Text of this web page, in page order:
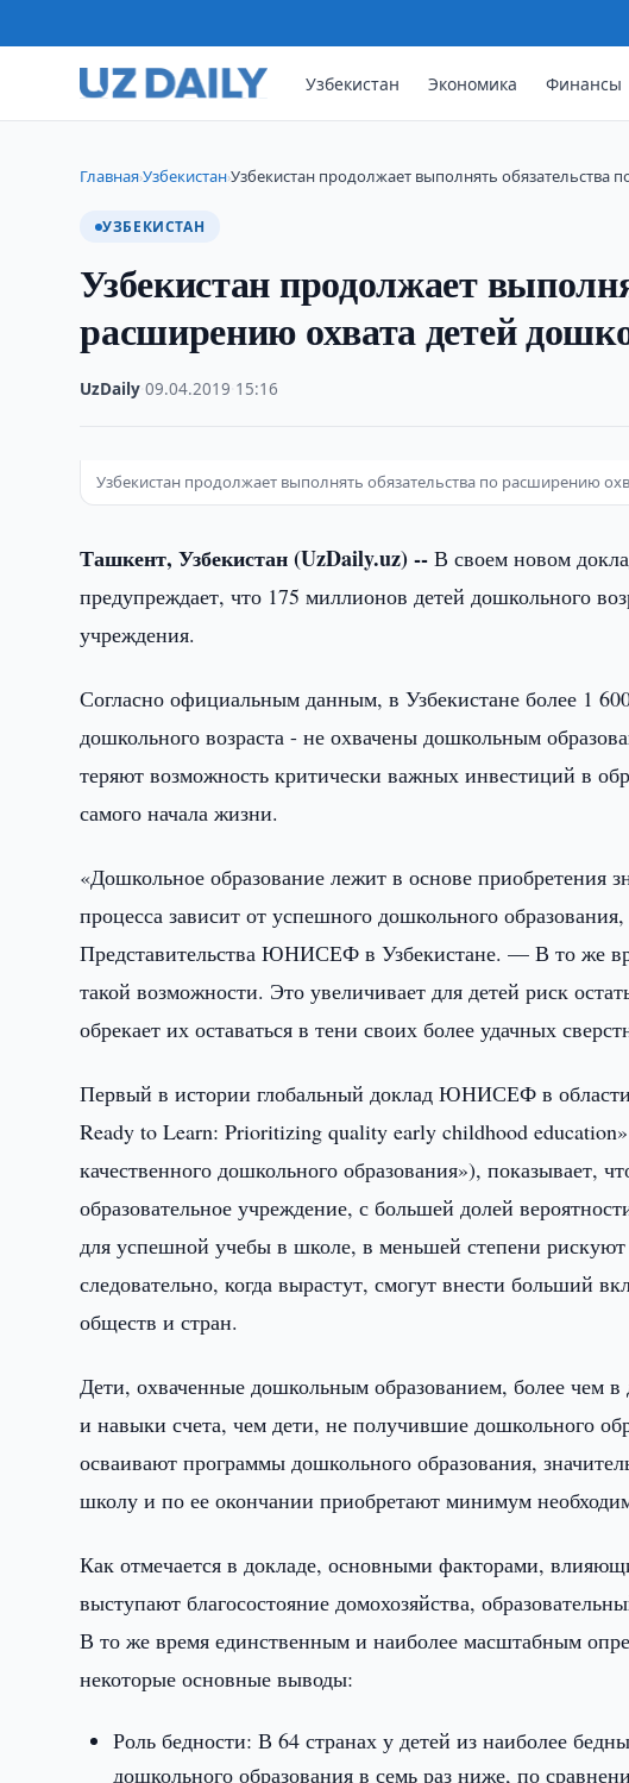
Узбекистан Экономика Финансы
Главная›Узбекистан›Узбекистан продолжает выполнять обязательства
УЗБЕКИСТАН
Узбекистан продолжает
расширению охвата детей
UzDaily ·09.04.2019 15:16
Узбекистан продолжает выполнять обязательства по расширению
Ташкент, Узбекистан (UzDaily.uz) -- В своем новом
предупреждает, что 175 миллионов детей дошкольного
учреждения.
Согласно официальным данным, в Узбекистане более 1
дошкольного возраста - не охвачены дошкольным
теряют возможность критически важных инвестиций в
самого начала жизни.
«Дошкольное образование лежит в основе приобретения
процесса зависит от успешного дошкольного
Представительства ЮНИСЕФ в Узбекистане. — В то же
такой возможности. Это увеличивает для детей риск
обрекает их оставаться в тени своих более удачных
Первый в истории глобальный доклад ЮНИСЕФ в
Ready to Learn: Prioritizing quality early childhood
качественного дошкольного образования»), показывает,
образовательное учреждение, с большей долей
для успешной учебы в школе, в меньшей степени рискуют
следовательно, когда вырастут, смогут внести больший
обществ и стран.
Дети, охваченные дошкольным образованием, более чем в
и навыки счета, чем дети, не получившие дошкольного
осваивают программы дошкольного образования,
школу и по ее окончании приобретают минимум
Как отмечается в докладе, основными факторами,
выступают благосостояние домохозяйства,
В то же время единственным и наиболее масштабным
некоторые основные выводы:
Роль бедности: В 64 странах у детей из наиболее
дошкольного образования в семь раз ниже, по